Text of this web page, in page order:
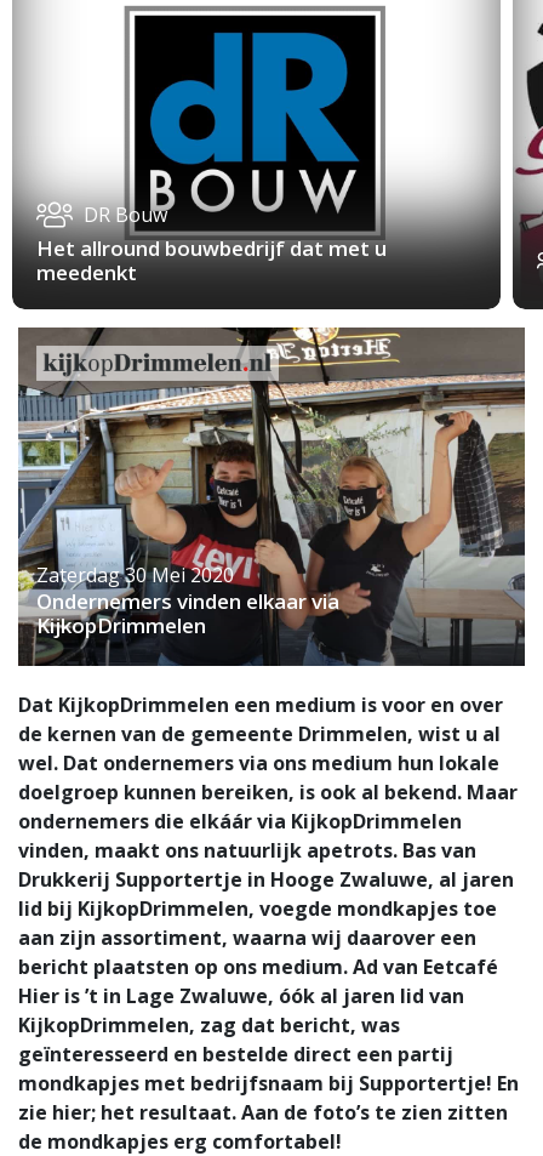
DR Bouw
Het allround bouwbedrijf dat met u
meedenkt
Zaterdag 30 Mei 2020
Ondernemers vinden elkaar via
KijkopDrimmelen
Dat KijkopDrimmelen een medium is voor en over
de kernen van de gemeente Drimmelen, wist u al
wel. Dat ondernemers via ons medium hun lokale
doelgroep kunnen bereiken, is ook al bekend. Maar
ondernemers die elkáár via KijkopDrimmelen
vinden, maakt ons natuurlijk apetrots. Bas van
Drukkerij Supportertje in Hooge Zwaluwe, al jaren
lid bij KijkopDrimmelen, voegde mondkapjes toe
aan zijn assortiment, waarna wij daarover een
bericht plaatsten op ons medium. Ad van Eetcafé
Hier is ’t in Lage Zwaluwe, óók al jaren lid van
KijkopDrimmelen, zag dat bericht, was
geïnteresseerd en bestelde direct een partij
mondkapjes met bedrijfsnaam bij Supportertje! En
zie hier; het resultaat. Aan de foto’s te zien zitten
de mondkapjes erg comfortabel!